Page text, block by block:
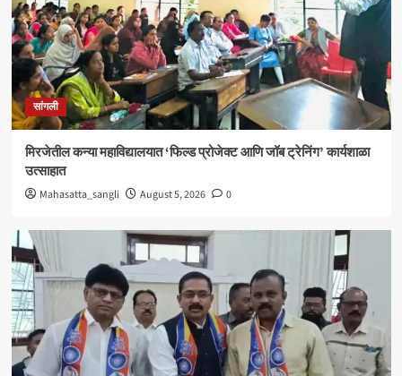
4
सांगली
विद्यावाचस्पती गुरुदेव शंकर अभ्यंकर यांना ‘कलातपस्वी’
पुरस्कार प्रदान
5
सांगली
मिरजेतील आयडियल स्मार्ट स्कूलमध्ये दहावीच्या विद्यार्थी
मंत्रिमंडळाचा पदग्रहण सोहळा
1
मिरजेतील कन्या महाविद्यालयात ‘फिल्ड प्रोजेक्ट आणि जॉब
ट्रेनिंग’ कार्यशाळा उत्साहात
2
सांगली
मिरजेत वंचित बहुजन आघाडीचा रविवारी भव्य मेळावा ;
सुजातभाई आंबेडकर यांची प्रमुख उपस्थिती
सांगली
मिरजेतील कन्या महाविद्यालयात ‘फिल्ड प्रोजेक्ट आणि जॉब ट्रेनिंग’ कार्यशाळा
उत्साहात
Mahasatta_sangli August 5, 2026 0